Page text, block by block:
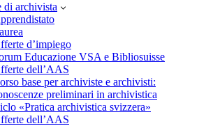
di archivista
d’impiego
Educazione VSA e Bibliosuisse
dell’AAS
base per archiviste e archivisti:
preliminari in archivistica
«Pratica archivistica svizzera»
dell’AAS